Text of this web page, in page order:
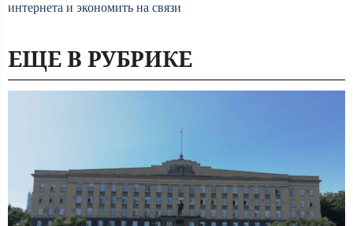
интернета и экономить на связи
ЕЩЕ В РУБРИКЕ